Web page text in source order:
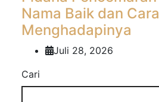
Nama Baik dan Cara
Menghadapinya
Juli 28, 2026
Cari